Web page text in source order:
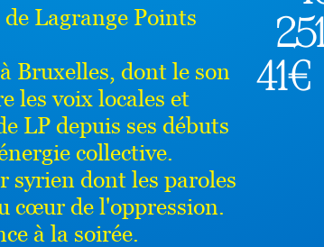
41€
Lagrange Points
Bruxelles, dont le son
les voix locales et
LP depuis ses débuts
collective.
syrien dont les paroles
cœur de l'oppression.
à la soirée.